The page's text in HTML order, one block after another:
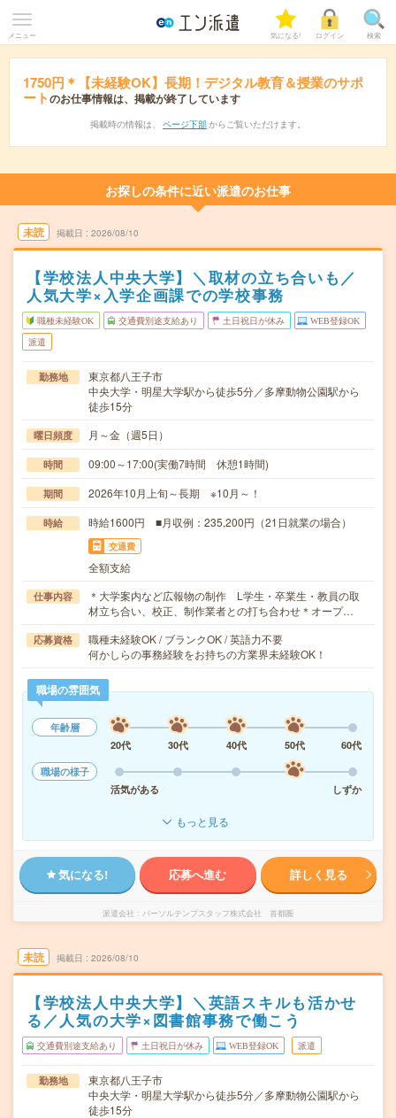
メニュー 気になる! ログイン 検索
1750円＊【未経験OK】長期！デジタル教育＆授業のサポ
ートのお仕事情報は、掲載が終了しています
掲載時の情報は、 ページ下部 からご覧いただけます。
お探しの条件に近い派遣のお仕事
未読 掲載日 2026/08/10
【学校法人中央大学】＼取材の立ち合いも／
人気大学×入学企画課での学校事務
職種未経験OK 交通費別途支給あり 土日祝日が休み WEB登録OK
派遣
勤務地
東京都八王子市
中央大学・明星大学駅から徒歩5分／多摩動物公園駅から
徒歩15分
曜日頻度 月～金（週5日）
時間 09:00～17:00(実働7時間 休憩1時間)
期間 2026年10月上旬～長期 ※10月～！
時給 時給1600円 ■月収例：235,200円（21日就業の場合）
交通費
全額支給
仕事内容
＊大学案内など広報物の制作 L学生・卒業生・教員の取
材立ち合い、校正、制作業者との打ち合わせ＊オープ…
応募資格
職種未経験OK / ブランクOK / 英語力不要
何かしらの事務経験をお持ちの方業界未経験OK！
職場の雰囲気
年齢層
20代
30代 40代 50代
60代
職場の様子
活気がある
しずか
もっと見る
気になる! 応募へ進む 詳しく見る
派遣会社 パーソルテンプスタッフ株式会社 首都圏
未読 掲載日 2026/08/10
【学校法人中央大学】＼英語スキルも活かせ
る／人気の大学×図書館事務で働こう
交通費別途支給あり 土日祝日が休み WEB登録OK 派遣
勤務地
東京都八王子市
中央大学・明星大学駅から徒歩5分／多摩動物公園駅から
徒歩15分